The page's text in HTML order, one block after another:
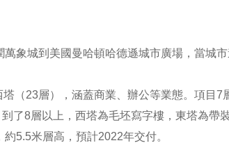
萬象城到美國曼哈頓哈德遜城市廣場，當城
（23層），涵蓋商業、辦公等業態。項目7
了8層以上，西塔為毛坯寫字樓，東塔為帶
5.5米層高，預計2022年交付。